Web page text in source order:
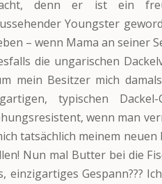
denn er ist ein
Youngster
– wenn Mama an seiner
die ungarischen
mein Besitzer mich
typischen
wenn man
tatsächlich meinem neuen
Nun mal Butter bei die
einzigartiges Gespann???